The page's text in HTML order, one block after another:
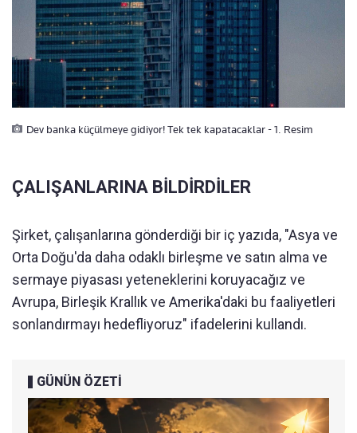
Dev banka küçülmeye gidiyor! Tek tek kapatacaklar - 1. Resim
ÇALIŞANLARINA BİLDİRDİLER
Şirket, çalışanlarına gönderdiği bir iç yazıda, "Asya ve
Orta Doğu'da daha odaklı birleşme ve satın alma ve
sermaye piyasası yeteneklerini koruyacağız ve
Avrupa, Birleşik Krallık ve Amerika'daki bu faaliyetleri
sonlandırmayı hedefliyoruz" ifadelerini kullandı.
GÜNÜN ÖZETİ